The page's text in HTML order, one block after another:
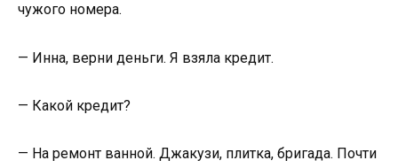
чужого номера.
— Инна, верни деньги. Я взяла кредит.
— Какой кредит?
— На ремонт ванной. Джакузи, плитка, бригада. Почти